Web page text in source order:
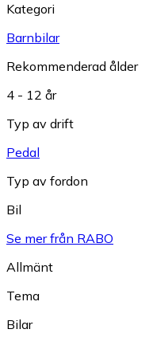
Kategori
Barnbilar
Rekommenderad ålder
4 - 12 år
Typ av drift
Pedal
Typ av fordon
Bil
Se mer från RABO
Allmänt
Tema
Bilar